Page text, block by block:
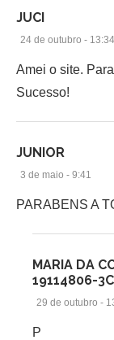
JUCI
24 de outubro - 13:34
Amei o site.
Sucesso!
JUNIOR
3 de maio - 9:41
PARABENS A
MARIA DA
19114806-
29 de outubro -
P